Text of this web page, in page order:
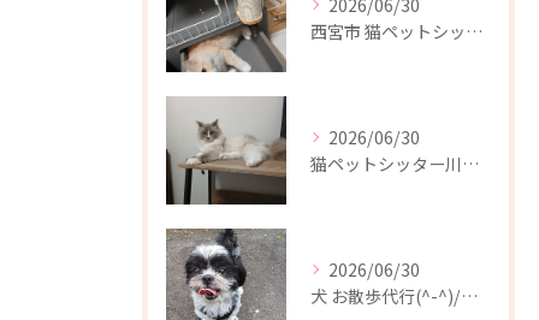
西宮市 猫ペットシッター
2026/06/30
猫ペットシッター川西市(^-^)/
2026/06/30
犬 お散歩代行(^-^)/川西市